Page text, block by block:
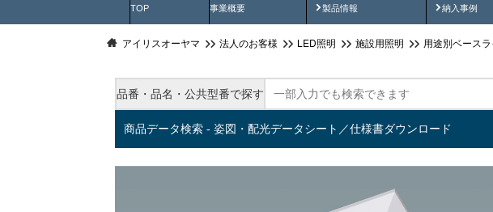
TOP 事業概要 製品情報
製品動画 納入事例
納入事例
アイリスオーヤマ 法人のお客様 LED照明 施設用照明 用途別ベースラ
品番・品名・公共型番で探す
商品データ検索 - 姿図・配光データシート／仕様書ダウンロード